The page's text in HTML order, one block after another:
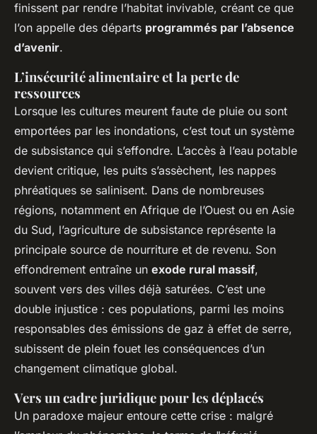
finissent par rendre l’habitat invivable, créant ce que
l’on appelle des départs programmés par l’absence
d’avenir.
L’insécurité alimentaire et la perte de
ressources
Lorsque les cultures meurent faute de pluie ou sont
emportées par les inondations, c’est tout un système
de subsistance qui s’effondre. L’accès à l’eau potable
devient critique, les puits s’assèchent, les nappes
phréatiques se salinisent. Dans de nombreuses
régions, notamment en Afrique de l’Ouest ou en Asie
du Sud, l’agriculture de subsistance représente la
principale source de nourriture et de revenu. Son
effondrement entraîne un exode rural massif,
souvent vers des villes déjà saturées. C’est une
double injustice : ces populations, parmi les moins
responsables des émissions de gaz à effet de serre,
subissent de plein fouet les conséquences d’un
changement climatique global.
Vers un cadre juridique pour les déplacés
Un paradoxe majeur entoure cette crise : malgré